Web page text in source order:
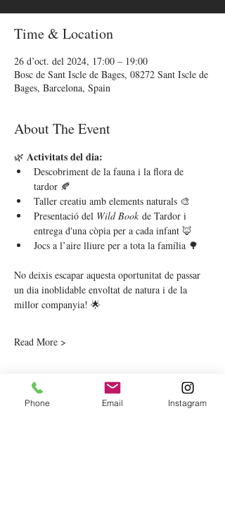
Time & Location
26 d’oct. del 2024, 17:00 – 19:00
Bosc de Sant Iscle de Bages, 08272 Sant Iscle de
Bages, Barcelona, Spain
About The Event
🌿 Activitats del dia:
Descobriment de la fauna i la flora de
tardor 🍂
Taller creatiu amb elements naturals 🎨
Presentació del Wild Book de Tardor i
entrega d'una còpia per a cada infant 🦊
Jocs a l’aire lliure per a tota la família 🌳
No deixis escapar aquesta oportunitat de passar
un dia inoblidable envoltat de natura i de la
millor companyia! 🌟
Read More >
Phone Email Instagram